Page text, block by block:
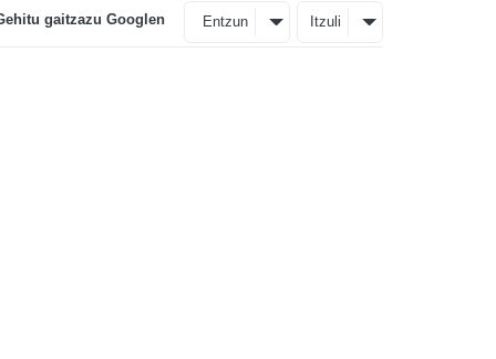
gaitzazu Googlen Entzun Itzuli